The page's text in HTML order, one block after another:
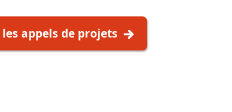
appels de projets